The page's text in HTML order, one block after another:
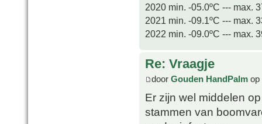
2020 min. -05.0ºC --- max.
2021 min. -09.1ºC --- max.
2022 min. -09.0ºC --- max.
Re: Vraagje
door Gouden HandPalm op
Er zijn wel middelen
stammen van